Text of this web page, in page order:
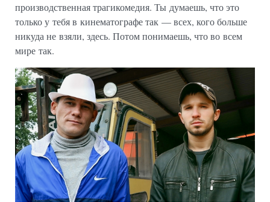
производственная трагикомедия. Ты думаешь, что это
только у тебя в кинематографе так — всех, кого больше
никуда не взяли, здесь. Потом понимаешь, что во всем
мире так.